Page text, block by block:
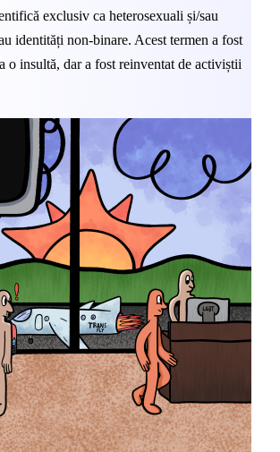
exclusiv ca heterosexuali și/sau
identități non-binare. Acest termen a fost
o insultă, dar a fost reinventat de activiștii